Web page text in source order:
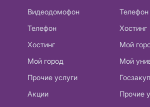
Видеодомофон
Телефон
Хостинг
Мой город
Прочие услуги
Акции
Телефон
Хостинг
Мой
Мой
Прочие